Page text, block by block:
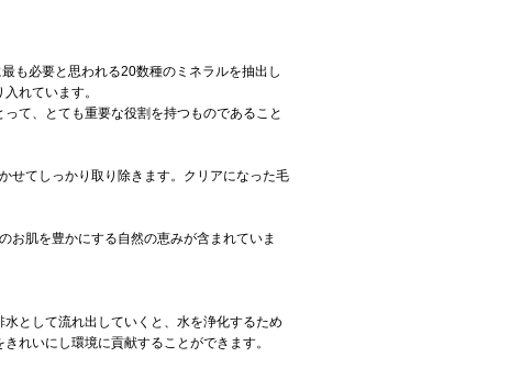
も必要と思われる20数種のミネラルを抽出し
れています。
て、とても重要な役割を持つものであること
せてしっかり取り除きます。クリアになった毛
お肌を豊かにする自然の恵みが含まれていま
として流れ出していくと、水を浄化するため
れいにし環境に貢献することができます。